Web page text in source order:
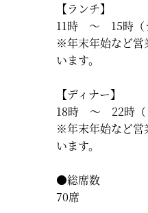
【ランチ】
11時 ～ 15時（
※年末年始など営
います。
【ディナー】
18時 ～ 22時（
※年末年始など営
います。
●総席数
70席